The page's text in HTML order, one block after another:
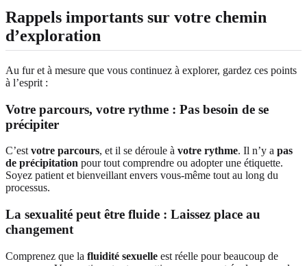
Rappels importants sur votre chemin
d’exploration
Au fur et à mesure que vous continuez à explorer, gardez ces points
à l’esprit :
Votre parcours, votre rythme : Pas besoin de se
précipiter
C’est votre parcours, et il se déroule à votre rythme. Il n’y a pas
de précipitation pour tout comprendre ou adopter une étiquette.
Soyez patient et bienveillant envers vous-même tout au long du
processus.
La sexualité peut être fluide : Laissez place au
changement
Comprenez que la fluidité sexuelle est réelle pour beaucoup de